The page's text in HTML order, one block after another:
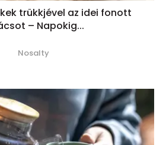
trükkjével az idei fonott
– Napokig...
Nosalty